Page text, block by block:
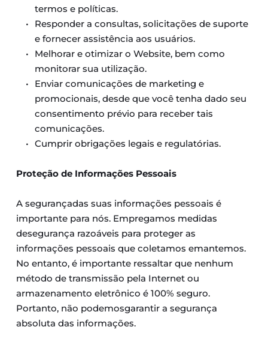
termos e políticas.
Responder a consultas, solicitações de suporte
e fornecer assistência aos usuários.
Melhorar e otimizar o Website, bem como
monitorar sua utilização.
Enviar comunicações de marketing e
promocionais, desde que você tenha dado seu
consentimento prévio para receber tais
comunicações.
Cumprir obrigações legais e regulatórias.
Proteção de Informações Pessoais
A segurançadas suas informações pessoais é
importante para nós. Empregamos medidas
desegurança razoáveis para proteger as
informações pessoais que coletamos emantemos.
No entanto, é importante ressaltar que nenhum
método de transmissão pela Internet ou
armazenamento eletrônico é 100% seguro.
Portanto, não podemosgarantir a segurança
absoluta das informações.